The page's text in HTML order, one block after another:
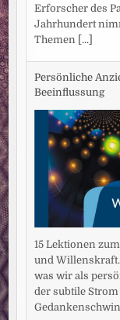
Erforscher des
Jahrhundert
Themen [...]
Persönliche
Beeinflussung
15 Lektionen
und
was wir als
der subtile